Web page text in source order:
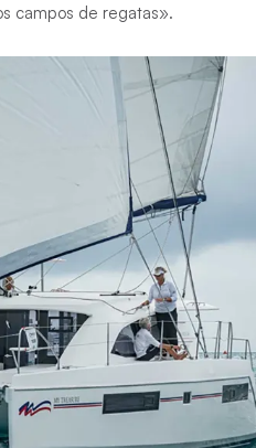
campos de regatas».